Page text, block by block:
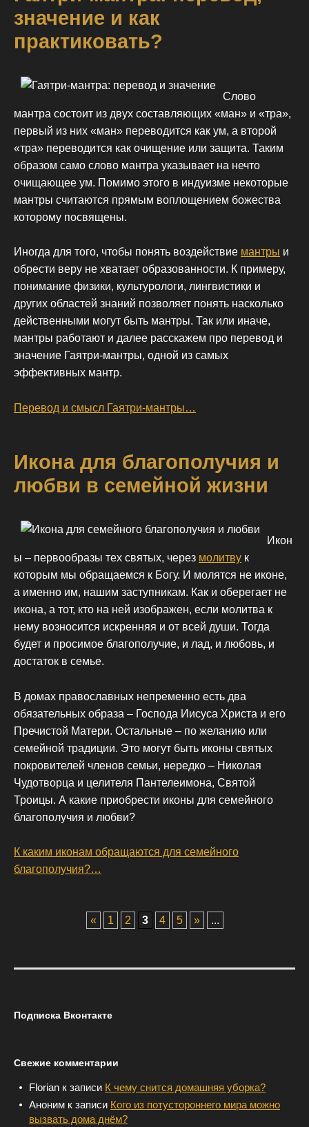
значение и как
практиковать?
Слово
мантра состоит из двух составляющих «ман» и «тра»,
первый из них «ман» переводится как ум, а второй
«тра» переводится как очищение или защита. Таким
образом само слово мантра указывает на нечто
очищающее ум. Помимо этого в индуизме некоторые
мантры считаются прямым воплощением божества
которому посвящены.
Иногда для того, чтобы понять воздействие мантры и
обрести веру не хватает образованности. К примеру,
понимание физики, культурологи, лингвистики и
других областей знаний позволяет понять насколько
действенными могут быть мантры. Так или иначе,
мантры работают и далее расскажем про перевод и
значение Гаятри-мантры, одной из самых
эффективных мантр.
Перевод и смысл Гаятри-мантры…
Икона для благополучия и
любви в семейной жизни
Икон
ы – первообразы тех святых, через молитву к
которым мы обращаемся к Богу. И молятся не иконе,
а именно им, нашим заступникам. Как и оберегает не
икона, а тот, кто на ней изображен, если молитва к
нему возносится искренняя и от всей души. Тогда
будет и просимое благополучие, и лад, и любовь, и
достаток в семье.
В домах православных непременно есть два
обязательных образа – Господа Иисуса Христа и его
Пречистой Матери. Остальные – по желанию или
семейной традиции. Это могут быть иконы святых
покровителей членов семьи, нередко – Николая
Чудотворца и целителя Пантелеимона, Святой
Троицы. А какие приобрести иконы для семейного
благополучия и любви?
К каким иконам обращаются для семейного
благополучия?…
T
A
G
A
T
« 1 2 3 4 5 » ...
Подписка Вконтакте
Свежие комментарии
Florian к записи К чему снится домашняя уборка?
Аноним к записи Кого из потустороннего мира можно
вызвать дома днём?